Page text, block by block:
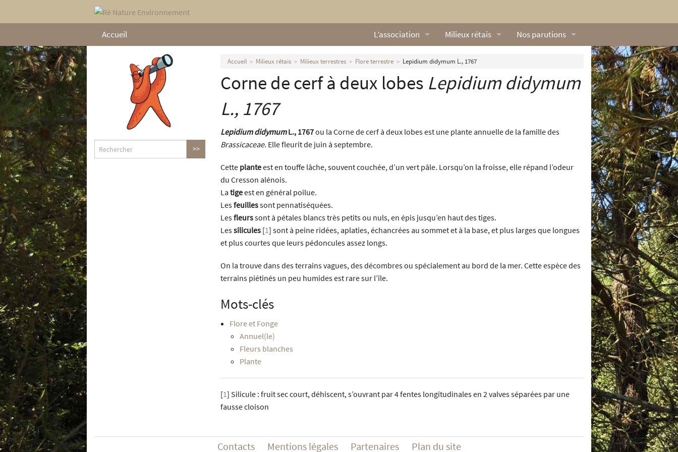
Accueil L’association
Qui sommes nous ?
Nos missions
Nous contacter
Milieux rétais
Lexique
Galerie rétaise
Nos parutions
L’Œillet des dunes
Vidéos naturalistes de Ré Nature
Accueil Milieux rétais Milieux terrestres Flore terrestre Lepidium didymum L., 1767
Corne de cerf à deux lobes Lepidium didymum
L., 1767
Lepidium didymumL., 1767ou la Corne de cerf à deux lobes est une plante annuelle de la famille des
Brassicaceae. Elle fleurit de juin à septembre.
Cette planteest en touffe lâche, souvent couchée, d’un vert pâle. Lorsqu’on la froisse, elle répand l’odeur
du Cresson alénois.
La tigeest en général poilue.
Lesfeuillessont pennatiséquées.
Lesfleurssont à pétales blancs très petits ou nuls, en épis jusqu’en haut des tiges.
Lessilicules [1] sont à peine ridées, aplaties, échancrées au sommet et à la base, et plus larges que longues
et plus courtes que leurs pédoncules assez longs.
On la trouve dans des terrains vagues, des décombres ou spécialement au bord de la mer. Cette espèce des
terrains piétinés un peu humides est rare sur l’île.
Mots-clés
Flore et Fonge
Annuel(le)
Fleurs blanches
Plante
[1] Silicule : fruit sec court, déhiscent, s’ouvrant par 4 fentes longitudinales en 2 valves séparées par une
fausse cloison
Contacts Mentions légales Partenaires Plan du site